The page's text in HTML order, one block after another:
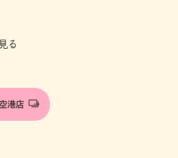
る
港店